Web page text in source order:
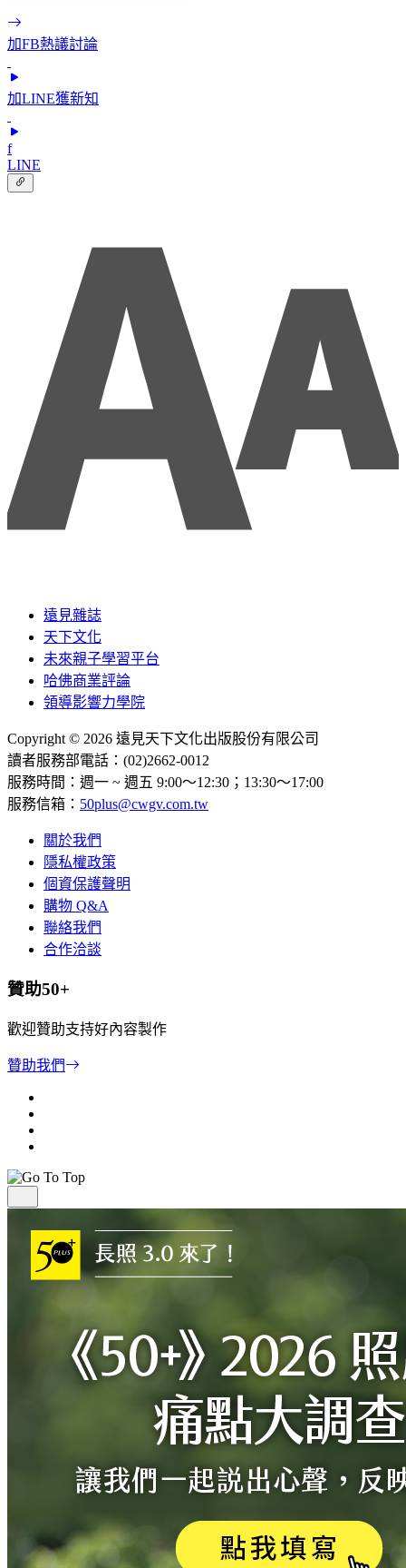
加FB熱議討論
加LINE獲新知
f
LINE
遠見雜誌
天下文化
未來親子學習平台
哈佛商業評論
領導影響力學院
Copyright © 2026 遠見天下文化出版股份有限公司
讀者服務部電話：(02)2662-0012
服務時間：週一 ~ 週五 9:00～12:30；13:30～17:00
服務信箱： 50plus@cwgv.com.tw
關於我們
隱私權政策
個資保護聲明
購物 Q&A
聯絡我們
合作洽談
贊助50+
歡迎贊助支持好內容製作
贊助我們